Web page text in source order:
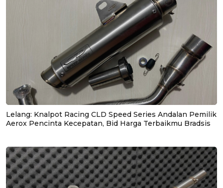
Lelang: Knalpot Racing CLD Speed Series Andalan Pemilik
Aerox Pencinta Kecepatan, Bid Harga Terbaikmu Bradsis